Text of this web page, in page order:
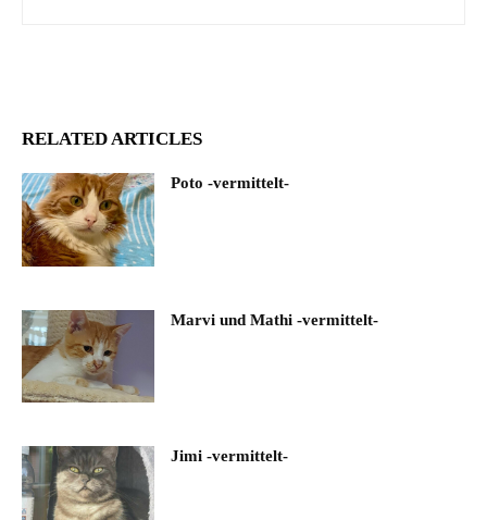
RELATED ARTICLES
Poto -vermittelt-
Marvi und Mathi -vermittelt-
Jimi -vermittelt-